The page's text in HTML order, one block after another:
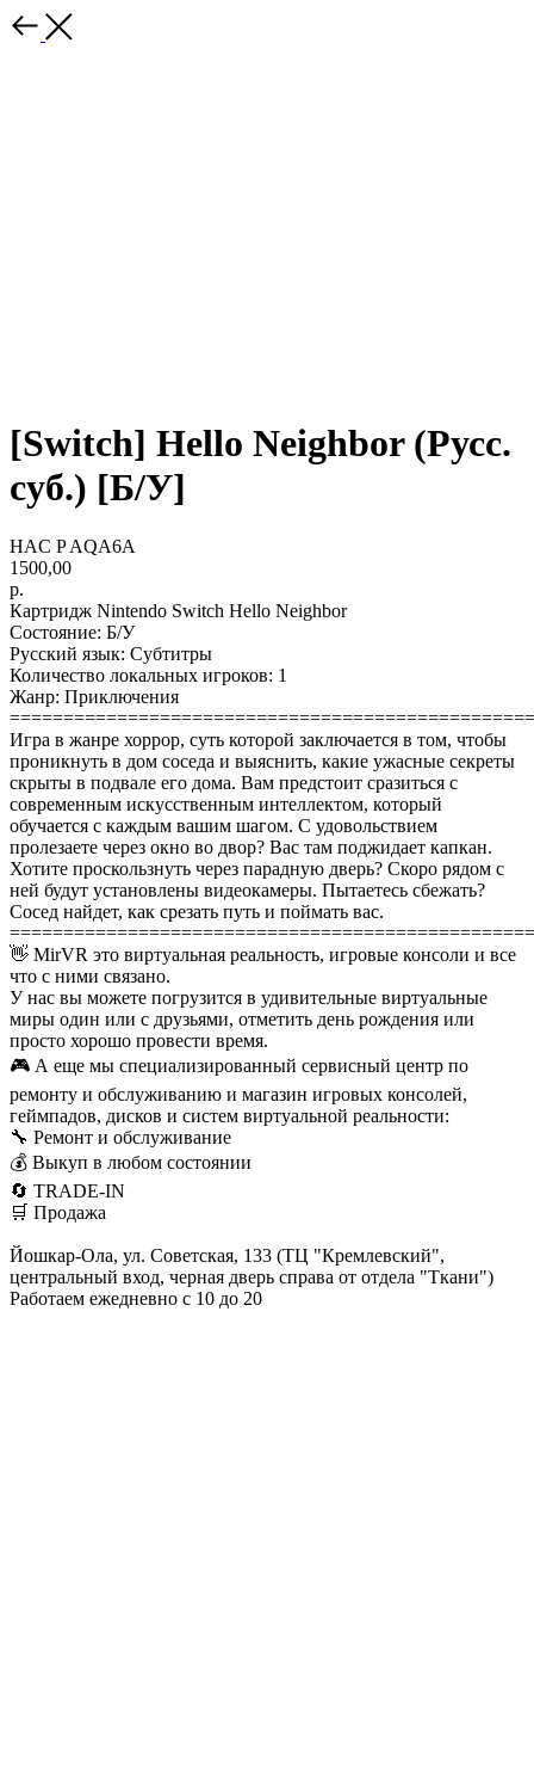
[Switch] Hello Neighbor (Русс.
суб.) [Б/У]
HAC P AQA6A
1500,00
р.
Картридж Nintendo Switch Hello Neighbor
Состояние: Б/У
Русский язык: Субтитры
Количество локальных игроков: 1
Жанр: Приключения
Игра в жанре хоррор, суть которой заключается в том, чтобы
проникнуть в дом соседа и выяснить, какие ужасные секреты
скрыты в подвале его дома. Вам предстоит сразиться с
современным искусственным интеллектом, который
обучается с каждым вашим шагом. С удовольствием
пролезаете через окно во двор? Вас там поджидает капкан.
Хотите проскользнуть через парадную дверь? Скоро рядом с
ней будут установлены видеокамеры. Пытаетесь сбежать?
Сосед найдет, как срезать путь и поймать вас.
👋 MirVR это виртуальная реальность, игровые консоли и все
что с ними связано.
У нас вы можете погрузится в удивительные виртуальные
миры один или с друзьями, отметить день рождения или
просто хорошо провести время.
🎮 А еще мы специализированный сервисный центр по
ремонту и обслуживанию и магазин игровых консолей,
геймпадов, дисков и систем виртуальной реальности:
🔧 Ремонт и обслуживание
💰 Выкуп в любом состоянии
🔄 TRADE-IN
🛒 Продажа
Йошкар-Ола, ул. Советская, 133 (ТЦ "Кремлевский",
центральный вход, черная дверь справа от отдела "Ткани")
Работаем ежедневно с 10 до 20